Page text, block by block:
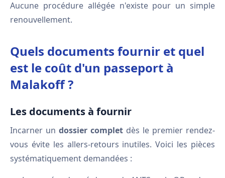
Aucune procédure allégée n'existe pour un simple
renouvellement.
Quels documents fournir et quel
est le coût d'un passeport à
Malakoff ?
Les documents à fournir
Incarner un dossier complet dès le premier rendez-
vous évite les allers-retours inutiles. Voici les pièces
systématiquement demandées :